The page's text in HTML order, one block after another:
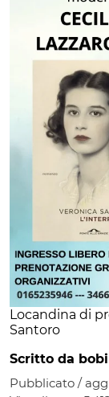
Locandina di
Santoro
Scritto da
Pubblicato /